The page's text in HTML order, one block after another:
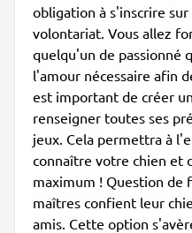
obligation à s'inscrire
volontariat. Vous allez
quelqu'un de passionné
l'amour nécessaire afin
est important de créer
renseigner toutes ses
jeux. Cela permettra à
connaître votre chien et
maximum ! Question de
maîtres confient leur
amis. Cette option